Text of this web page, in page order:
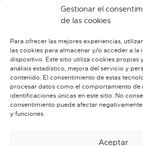
Gestionar el
de las cookies
Para ofrecer las mejores experiencias,
las cookies para almacenar y/o acceder a la
dispositivo. Este sitio utiliza cookies propias
análisis estadístico, mejora del servicio y
contenido. El consentimiento de estas
procesar datos como el comportamiento de
identificaciones únicas en este sitio. No
consentimiento puede afectar
y funciones.
Aceptar
www.terrasdemiranda.org